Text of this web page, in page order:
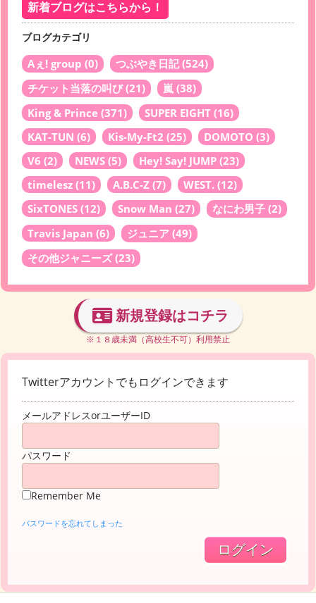
新着ブログはこちらから！
ブログカテゴリ
Aぇ! group (0) つぶやき日記(524)
チケット当落の叫び(21) 嵐 (38)
King & Prince (371) SUPER EIGHT (16)
KAT-TUN (6) Kis-My-Ft2 (25) DOMOTO (3)
V6 (2) NEWS (5) Hey! Say! JUMP (23)
timelesz (11) A.B.C-Z (7) WEST. (12)
SixTONES (12) Snow Man (27) なにわ男子 (2)
Travis Japan (6) ジュニア (49)
その他ジャニーズ(23)
新規登録はコチラ
※１８歳未満（高校生不可）利用禁止
Twitterアカウントでもログインできます
メールアドレスorユーザーID
パスワード
Remember Me
パスワードを忘れてしまった